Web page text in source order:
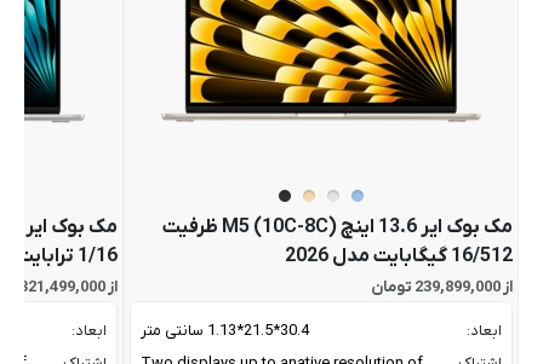
مک بوک ایر 13.6 اینچ M5 (10C-8C) ظرفیت
16/512 گیگابایت مدل 2026
از 239,899,000 تومان
ابعاد:
30.4*21.5*1.13 سانتی متر
1/16 ترابایت مدل 2026
از 321,499,000 تومان
ابعاد: